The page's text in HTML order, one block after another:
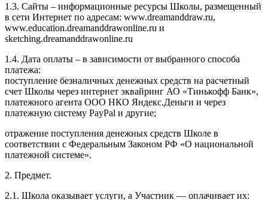
1.3. Сайты – информационные ресурсы Школы, размещенный
в сети Интернет по адресам: www.dreamanddraw.ru,
www.education.dreamanddrawonline.ru и
sketching.dreamanddrawonline.ru
1.4. Дата оплаты – в зависимости от выбранного способа
платежа:
поступление безналичных денежных средств на расчетный
счет Школы через интернет эквайринг АО «Тинькофф Банк»,
платежного агента ООО НКО Яндекс.Деньги и через
платежную систему PayPal и другие;
отражение поступления денежных средств Школе в
соответствии с Федеральным Законом РФ «О национальной
платежной системе».
2. Предмет.
2.1. Школа оказывает услуги, а Участник — оплачивает их: